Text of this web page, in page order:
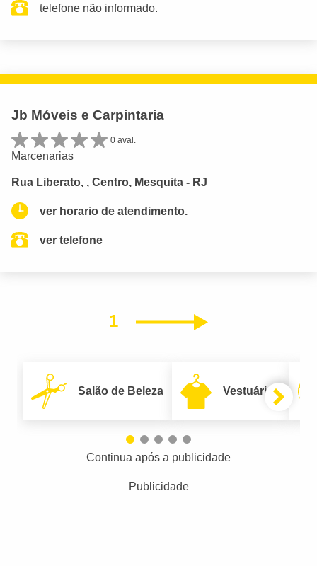
telefone não informado.
Jb Móveis e Carpintaria
0 aval.
Marcenarias
Rua Liberato, , Centro, Mesquita - RJ
ver horario de atendimento.
ver telefone
1 Próximo
Salão de Beleza Vestuário
Continua após a publicidade
Publicidade